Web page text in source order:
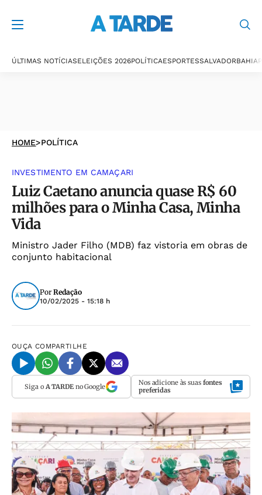
ÚLTIMAS NOTÍCIASELEIÇÕES 2026POLÍTICAESPORTESSALVADORBAHIA
HOME>POLÍTICA
INVESTIMENTO EM CAMAÇARI
Luiz Caetano anuncia quase R$ 60
milhões para o Minha Casa, Minha
Vida
Ministro Jader Filho (MDB) faz vistoria em obras de
conjunto habitacional
Por Redação
10/02/2025 - 15:18 h
OUÇA COMPARTILHE
Siga o A TARDEno Google Nos adicione às suas fontes
preferidas